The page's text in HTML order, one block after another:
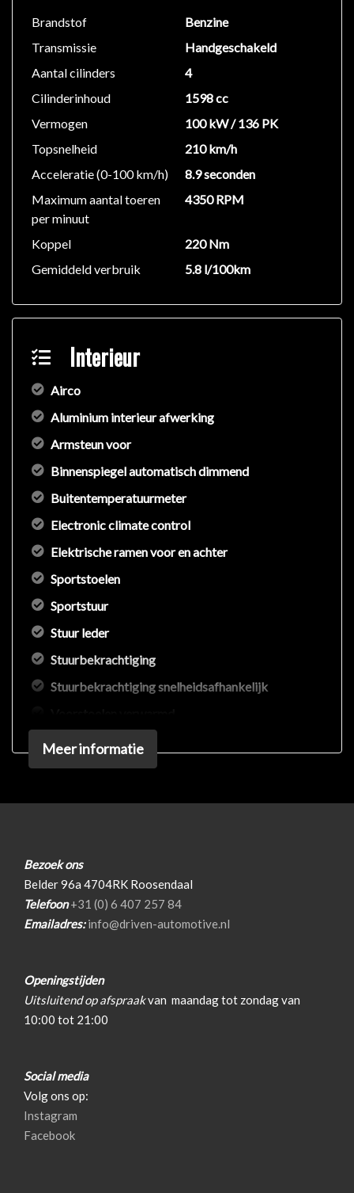
Brandstof
Benzine
Transmissie
Handgeschakeld
Aantal cilinders
4
Cilinderinhoud
1598 cc
Vermogen
100 kW / 136 PK
Topsnelheid
210 km/h
Acceleratie (0-100 km/h)
8.9 seconden
Maximum aantal toeren
per minuut
4350 RPM
Koppel
220 Nm
Gemiddeld verbruik
5.8 l/100km
Interieur
Airco
Aluminium interieur afwerking
Armsteun voor
Binnenspiegel automatisch dimmend
Buitentemperatuurmeter
Electronic climate control
Elektrische ramen voor en achter
Sportstoelen
Sportstuur
Stuur leder
Stuurbekrachtiging
Stuurbekrachtiging snelheidsafhankelijk
Overige
Bluetooth
Dodehoek detectie
Elektronisch stabiliteits programma
Passagiersairbag
Rondomzicht camera
Exterieur
Bi-xenon koplampen
Meer informatie
Bezoek ons
Belder 96a 4704RK Roosendaal
Telefoon+31 (0) 6 407 257 84
Emailadres:info@driven-automotive.nl
Openingstijden
Uitsluitend op afspraakvan maandag tot zondag van
10:00 tot 21:00
Social media
Volg ons op:
Instagram
Facebook